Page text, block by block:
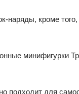
кроме
минифигурки
подходит для